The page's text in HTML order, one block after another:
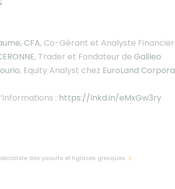
CFA, Co-Gérant et Analyste
, Trader et Fondateur deGalileo
, Equity Analyst chez EuroLand
: https://lnkd.in/eMxGw3ry
Spécialiste des yaourts et hglaces grecques